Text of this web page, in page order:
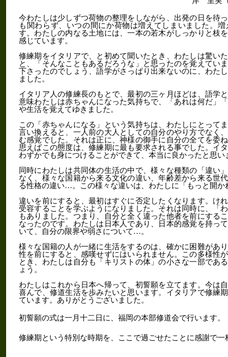
今わたしは少しずつ荷物の整理をしながら、出発の日を待
も関わらず、いつの間にか荷物は増えてしまいました。
す。わたしの内なる土地には、一本の若木がしっかりと枝
感じています。
修練期をイタリアで、と初めて聞いたとき、わたしは驚い
と、「そんなこともあるだろうな」と思ったのを覚えてい
下さったのでしょう、語学がさっぱり出来ないのに、わた
ました。
イタリア人の修練長のもとで、最初の三ヶ月ほどは、語学
意味わたしは赤ちゃんになった気持ちで、「あれは何だ」
や生活を覚えてゆきました。
この「赤ちゃんになる」という気持ちは、わたしにとって
言い換えると、一人前の大人としての自分のやり方でなく
む感覚でした。それは正に、神様の御手に自分の全てを委
思えばこの態度は、修練期に最も要求される事でした。イ
わずかでも身につけることができて、本当に良かったと思い
同時にわたしは共同体の生活の中で、様々な種類の「違い
なく、様々な国籍から来る文化の違い、年齢差から来る世
る性格の違い…。この様々な違いは、わたしに「もっと開か
違いを前にすると、最初はすぐに否定したくなります。け
受容することを学ぶようになりました。それは同時に、「
もありました。つまり、自分と全く違った他者を前にする
なったのです。わたしは日本人であり、日本的感覚を持っ
いて、自分の限界や弱さについて…。
様々な国籍の人が一緒に生活をするのは、確かに困難があ
性を前にすると、感嘆せずにはいられません。この多様性
とき、わたしは自分も「キリストの体」の小さな一部であ
ょう。
わたしはこれから日本へ帰って、初誓願を立てます。今は
喜んで、修道生活を歩みたいと思います。イタリアで修練
ています。ありがとうございました。
初誓願の式は一月十二日に、福岡の本部修道会で行います。
修練期という特別な時期を、ここで過ごせたことに感謝で一